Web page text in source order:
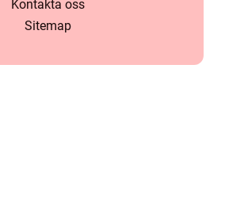
Kontakta oss
Sitemap